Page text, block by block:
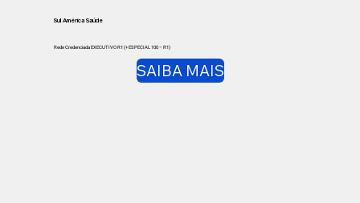
Sul América Saúde
Rede Credenciada EXECUTIVO R1 (+ ESPECIAL 100 – R1)
SAIBA MAIS